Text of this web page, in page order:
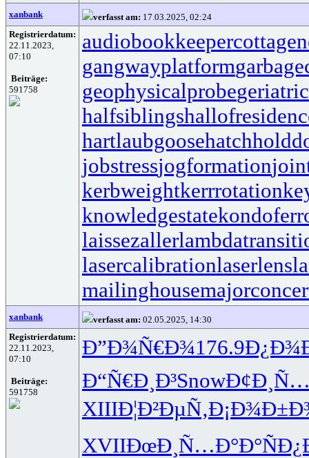
xanbank verfasst am: 17.03.2025, 02:24
Registrierdatum:
22.11.2023,
07:10
Beiträge:
591758
audiobookkeeper
gangwayplatform
geophysicalprobe
halfsiblings
hartlaubgoose
jobstressjogformation
kerbweightkerrrotation
knowledgestate
laissezaller
lasercalibrationlaserlens
mailinghouse
xanbank verfasst am: 02.05.2025, 14:30
Registrierdatum:
22.11.2023,
07:10
Beiträge:
591758
Ð”Ð¾Ñ€Ð¾176.9
Ð“Ñ€Ð¸Ð³Snow
XIIIÐ¦Ð²ÐµÑ‚
XVIIÐœÐ¸Ñ…Ð°